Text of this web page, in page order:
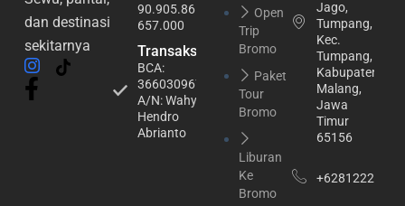
dan destinasi
sekitarnya
90.905.865.6-
657.000
Transaksi
BCA:
3660309674
A/N: Wahyu
Hendro
Abrianto
Open
Trip
Bromo
Paket
Tour
Bromo
Liburan
Ke
Bromo
Jago,
Tumpang,
Kec.
Tumpang,
Kabupaten
Malang,
Jawa
Timur
65156